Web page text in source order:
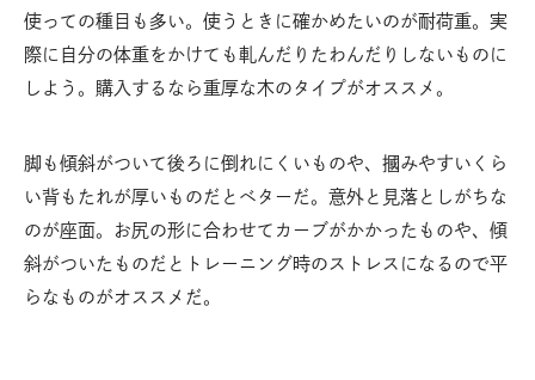
使っての種目も多い。使うときに確かめたいのが耐荷重。実
際に自分の体重をかけても軋んだりたわんだりしないものに
しよう。購入するなら重厚な木のタイプがオススメ。
脚も傾斜がついて後ろに倒れにくいものや、摑みやすいくら
い背もたれが厚いものだとベターだ。意外と見落としがちな
のが座面。お尻の形に合わせてカーブがかかったものや、傾
斜がついたものだとトレーニング時のストレスになるので平
らなものがオススメだ。